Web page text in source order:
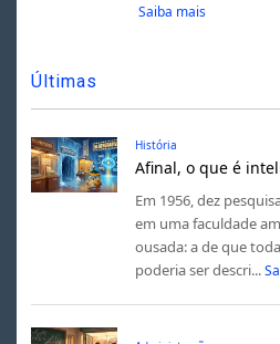
Saiba mais
Últimas
História
Afinal, o que é
Em 1956, dez
em uma faculdade
ousada: a de que
poderia ser descri...